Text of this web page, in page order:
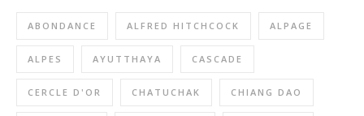
ABONDANCE ALFRED HITCHCOCK ALPAGE
ALPES AYUTTHAYA CASCADE
CERCLE D'OR CHATUCHAK CHIANG DAO